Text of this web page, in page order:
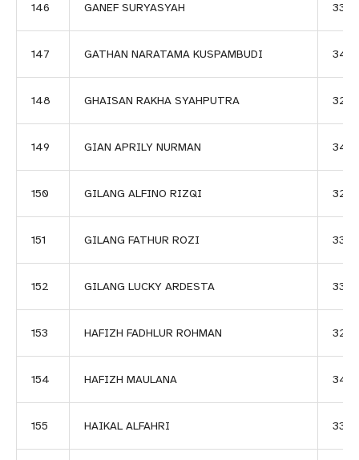
146 GANEF SURYASYAH 3358
147 GATHAN NARATAMA KUSPAMBUDI
148 GHAISAN RAKHA SYAHPUTRA 3262
149 GIAN APRILY NURMAN 3412
150 GILANG ALFINO RIZQI 3263
151 GILANG FATHUR ROZI 3330
152 GILANG LUCKY ARDESTA 3359
153 HAFIZH FADHLUR ROHMAN 3201
154 HAFIZH MAULANA 3455
155 HAIKAL ALFAHRI 3387